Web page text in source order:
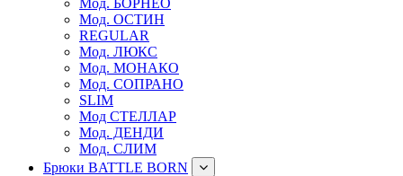
Мод. БОРНЕО
Мод. ОСТИН
REGULAR
Мод. ЛЮКС
Мод. МОНАКО
Мод. СОПРАНО
SLIM
Мод СТЕЛЛАР
Мод. ДЕНДИ
Мод. СЛИМ
Брюки BATTLE BORN